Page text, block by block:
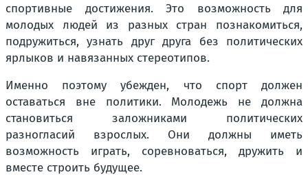
спортивные достижения. Это возможность для
молодых людей из разных стран познакомиться,
подружиться, узнать друг друга без политических
ярлыков и навязанных стереотипов.
Именно поэтому убежден, что спорт должен
оставаться вне политики. Молодежь не должна
становиться заложниками политических
разногласий взрослых. Они должны иметь
возможность играть, соревноваться, дружить и
вместе строить будущее.